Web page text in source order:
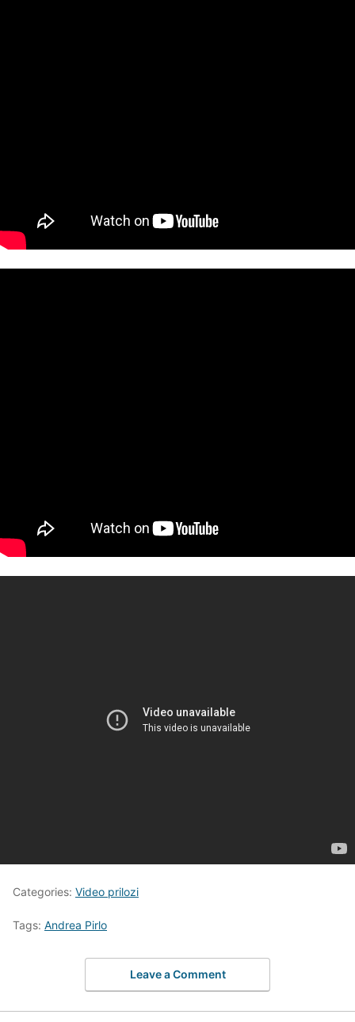
Categories: Video prilozi
Tags: Andrea Pirlo
Leave a Comment